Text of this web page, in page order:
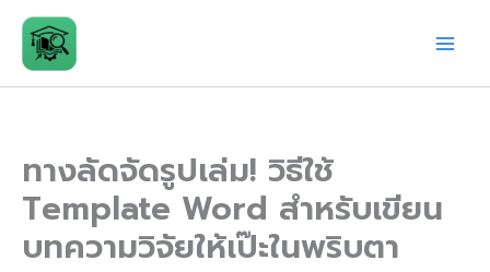
content
ทางลัดจัดรูปเล่ม! วิธีใช้
Template Word สำหรับเขียน
บทความวิจัยให้เป๊ะในพริบตา